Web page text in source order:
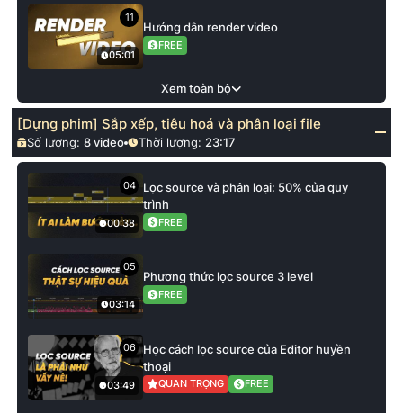
11
05:01
Hướng dẫn render video
FREE
Xem toàn bộ
[Dựng phim] Sắp xếp, tiêu hoá và phân loại file
Số lượng:8 video Thời lượng: 23:17
04
00:38
Lọc source và phân loại: 50% của quy
trình
FREE
05
03:14
Phương thức lọc source 3 level
FREE
06
03:49
Học cách lọc source của Editor huyền
thoại
QUAN TRỌNG FREE